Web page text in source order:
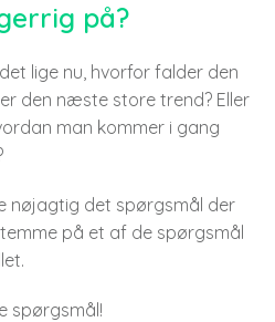
på?
lige nu, hvorfor falder den
den næste store trend? Eller
man kommer i gang
nøjagtig det spørgsmål der
på et af de spørgsmål
spørgsmål!